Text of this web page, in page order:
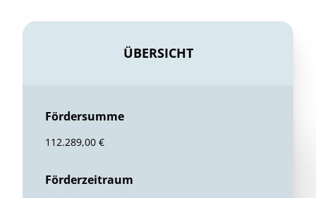
ÜBERSICHT
Fördersumme
112.289,00 €
Förderzeitraum